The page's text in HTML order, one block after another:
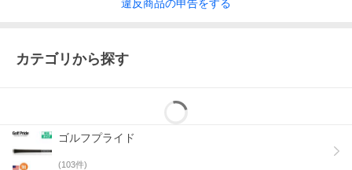
違反商品の申告をする
カテゴリから探す
ゴルフプライド
(103件)